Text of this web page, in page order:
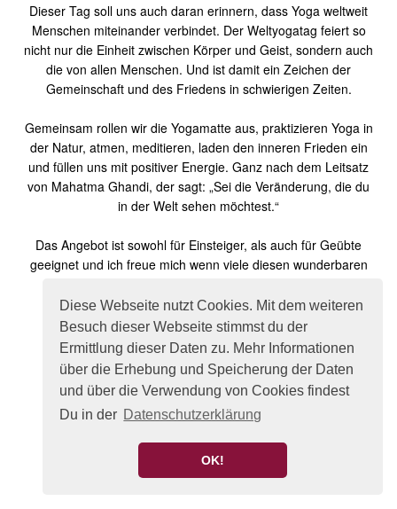
Diese Webseite nutzt Cookies. Mit dem weiteren
Besuch dieser Webseite stimmst du der
Ermittlung dieser Daten zu. Mehr Informationen
über die Erhebung und Speicherung der Daten
und über die Verwendung von Cookies findest
Du in der Datenschutzerklärung
OK!
Dieser Tag soll uns auch daran erinnern, dass Yoga weltweit
Menschen miteinander verbindet. Der Weltyogatag feiert so
nicht nur die Einheit zwischen Körper und Geist, sondern auch
die von allen Menschen. Und ist damit ein Zeichen der
Gemeinschaft und des Friedens in schwierigen Zeiten.
Gemeinsam rollen wir die Yogamatte aus, praktizieren Yoga in
der Natur, atmen, meditieren, laden den inneren Frieden ein
und füllen uns mit positiver Energie. Ganz nach dem Leitsatz
von Mahatma Ghandi, der sagt: „Sei die Veränderung, die du
in der Welt sehen möchtest.“
Das Angebot ist sowohl für Einsteiger, als auch für Geübte
geeignet und ich freue mich wenn viele diesen wunderbaren
Ich empfehle dir folgendes Equipment:
Yogamatte
ggf. Decke / Picknickdecke unter die Yogamatte
Trinkflasche
Decke
Gemütlichen Pullover
Socken
Sitzkissen o.ä.
Sonnenschutz / Insektenschutz